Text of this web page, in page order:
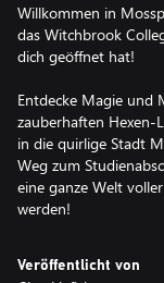
Willkommen in
das Witchbrook
dich geöffnet hat!
Entdecke Magie und
zauberhaften Hexen-
in die quirlige Stadt
Weg zum
eine ganze Welt
werden!
Veröffentlicht von